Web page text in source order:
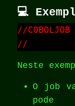
💻
//
Neste
O job
pode